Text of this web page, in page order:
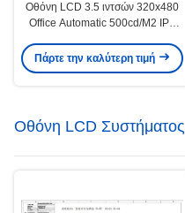
Οθόνη LCD 3.5 ιντσών 320x480
Office Automatic 500cd/M2 IPS
Πάρτε την καλύτερη τιμή
Οθόνη LCD Συστήματος
Ασφαλείας